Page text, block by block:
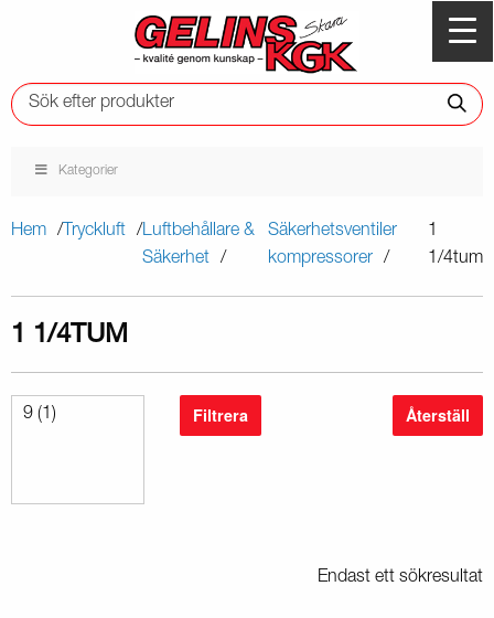
Kategorier
Hem Tryckluft
Luftbehållare &
Säkerhet
Säkerhetsventiler
kompressorer
1
1/4tum
1 1/4TUM
Filtrera Återställ
Endast ett sökresultat